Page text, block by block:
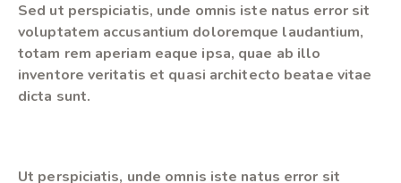
Sed ut perspiciatis, unde omnis iste natus error sit
voluptatem accusantium doloremque laudantium,
totam rem aperiam eaque ipsa, quae ab illo
inventore veritatis et quasi architecto beatae vitae
dicta sunt.
Ut perspiciatis, unde omnis iste natus error sit